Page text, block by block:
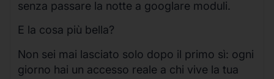
senza passare la notte a googlare moduli.
E la cosa più bella?
Non sei mai lasciato solo dopo il primo sì: ogni
giorno hai un accesso reale a chi vive la tua